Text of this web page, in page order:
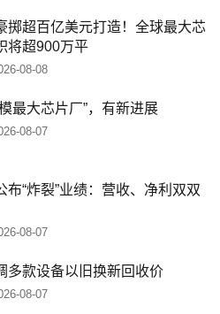
掷超百亿美元打造！全球最大芯
将超900万平
08-08
最大芯片厂”，有新进展
08-07
布“炸裂”业绩：营收、净利双双
08-07
多款设备以旧换新回收价
08-07